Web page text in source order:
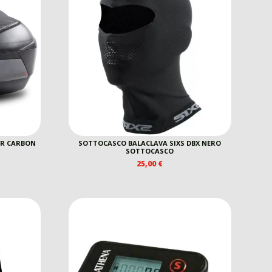
CARBON
SOTTOCASCO BALACLAVA SIXS DBX NERO
SOTTOCASCO
25,00€